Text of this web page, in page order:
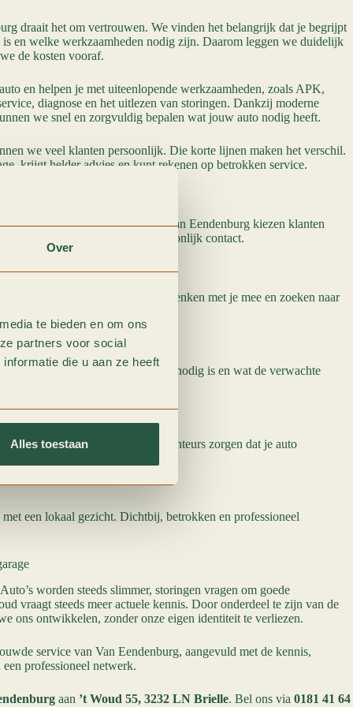
Over
te bieden en om ons
partners voor social
die u aan ze heeft
Alles toestaan
draait het om vertrouwen. We vinden het belangrijk dat je begrijpt
is en welke werkzaamheden nodig zijn. Daarom leggen we duidelijk
de kosten vooraf.
en helpen je met uiteenlopende werkzaamheden, zoals APK,
diagnose en het uitlezen van storingen. Dankzij moderne
we snel en zorgvuldig bepalen wat jouw auto nodig heeft.
we veel klanten persoonlijk. Die korte lijnen maken het verschil.
krijgt helder advies en kunt rekenen op betrokken service.
voor onderhoud aan je auto. Bij Van Eendenburg kiezen klanten
eerlijkheid en persoonlijk contact.
mensen die je auto kennen. We denken met je mee en zoeken naar
Dan vertellen we vooraf wat er nodig is en wat de verwachte
tot regulier onderhoud: onze monteurs zorgen dat je auto
met een lokaal gezicht. Dichtbij, betrokken en professioneel
worden steeds slimmer, storingen vragen om goede
vraagt steeds meer actuele kennis. Door onderdeel te zijn van de
ons ontwikkelen, zonder onze eigen identiteit te verliezen.
service van Van Eendenburg, aangevuld met de kennis,
professioneel netwerk.
aan ’t Woud 55, 3232 LN Brielle. Bel ons via 0181 41 64